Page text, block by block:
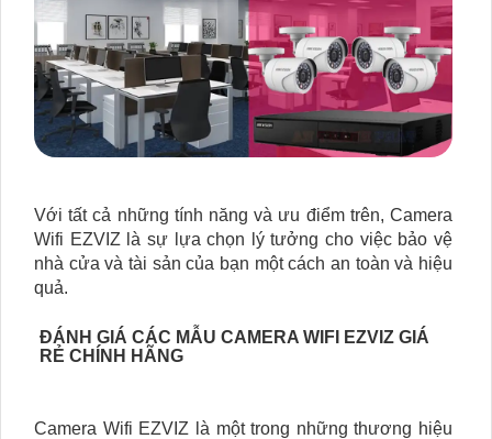
Với tất cả những tính năng và ưu điểm trên, Camera
Wifi EZVIZ là sự lựa chọn lý tưởng cho việc bảo vệ
nhà cửa và tài sản của bạn một cách an toàn và hiệu
quả.
ĐÁNH GIÁ CÁC MẪU CAMERA WIFI EZVIZ GIÁ
RẺ CHÍNH HÃNG
Camera Wifi EZVIZ là một trong những thương hiệu